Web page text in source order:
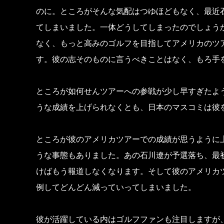
のに。ところがそんな気配はつゆほどもなく、最
てしまいました。一体どうしてしまったのでしょ
なく、もっと高みのゴルフを目指してアメリカの
す。彼の志そのものに言うべきことはなく、もろ
ところが如何せんツアーへの参戦が少し早すぎた
うな成績を上げられなくとも、日本のマスコミは
ところが彼のアメリカツアーでの成績が思うよう
うな事態もありました。あの石川遼が予選落ち、
けばもう報道しなくなります。そして彼のアメリ
例してどんどん減っていってしまいました。
彼が活躍している内はゴルフファンも注目します